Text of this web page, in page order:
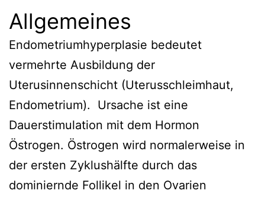
Allgemeines
Endometriumhyperplasie bedeutet
vermehrte Ausbildung der
Uterusinnenschicht (Uterusschleimhaut,
Endometrium). Ursache ist eine
Dauerstimulation mit dem Hormon
Östrogen. Östrogen wird normalerweise in
der ersten Zyklushälfte durch das
dominiernde Follikel in den Ovarien